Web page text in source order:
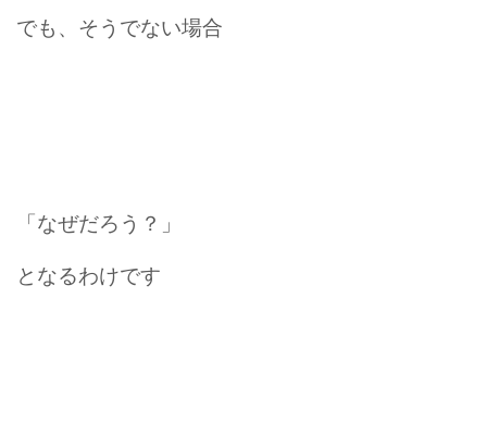
でも、そうでない場合
「なぜだろう？」
となるわけです